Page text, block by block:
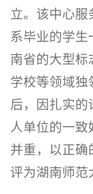
立。该中心
系毕业的学
南省的大型
学校等领域
后，因扎实
人单位的一
并重，以正
评为湖南师范